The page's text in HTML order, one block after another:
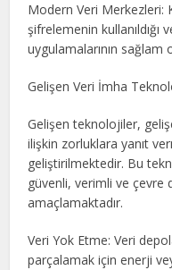
Modern Veri Merkezleri:
şifrelemenin kullanıldığı
uygulamalarının sağlam
Gelişen Veri İmha
Gelişen teknolojiler,
ilişkin zorluklara yanıt
geliştirilmektedir. Bu
güvenli, verimli ve çevre
amaçlamaktadır.
Veri Yok Etme: Veri
parçalamak için enerji